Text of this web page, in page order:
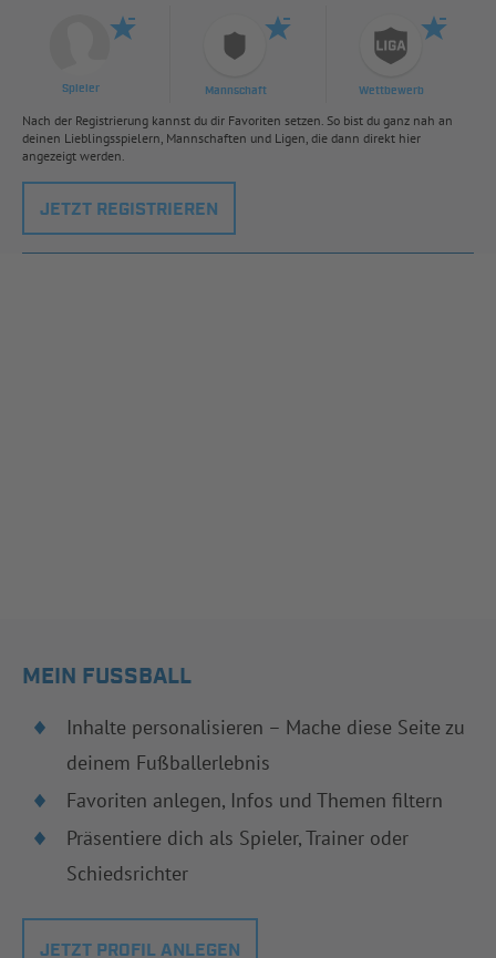
Spieler Mannschaft Wettbewerb
Nach der Registrierung kannst du dir Favoriten setzen. So bist du ganz nah an
deinen Lieblingsspielern, Mannschaften und Ligen, die dann direkt hier
angezeigt werden.
JETZT REGISTRIEREN
MEIN FUSSBALL
Inhalte personalisieren – Mache diese Seite zu
deinem Fußballerlebnis
Favoriten anlegen, Infos und Themen filtern
Präsentiere dich als Spieler, Trainer oder
Schiedsrichter
JETZT PROFIL ANLEGEN